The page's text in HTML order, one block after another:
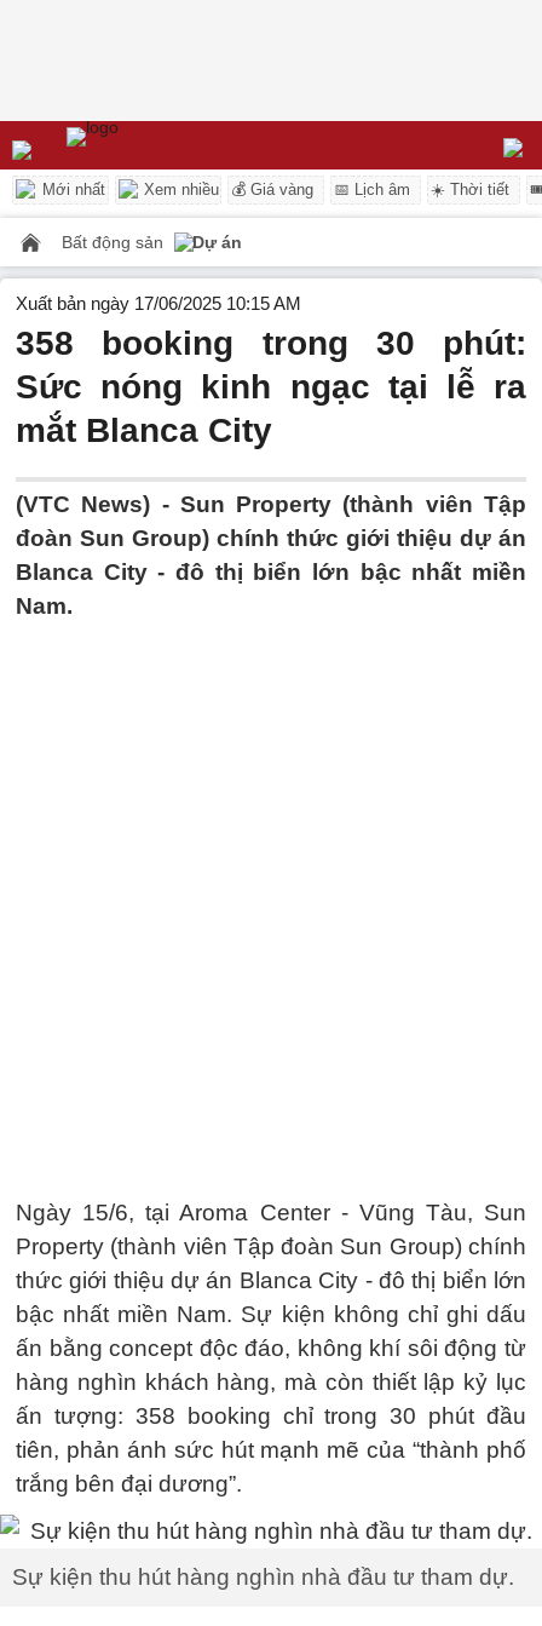
Mới nhất Xem nhiều 💰 Giá vàng 📅 Lịch âm ☀️ Thời tiết
Bất động sản Dự án
Xuất bản ngày 17/06/2025 10:15 AM
358 booking trong 30 phút:
Sức nóng kinh ngạc tại lễ ra
mắt Blanca City
(VTC News) - Sun Property (thành viên Tập
đoàn Sun Group) chính thức giới thiệu dự án
Blanca City - đô thị biển lớn bậc nhất miền
Nam.
Ngày 15/6, tại Aroma Center - Vũng Tàu, Sun
Property (thành viên Tập đoàn Sun Group) chính
thức giới thiệu dự án Blanca City - đô thị biển lớn
bậc nhất miền Nam. Sự kiện không chỉ ghi dấu
ấn bằng concept độc đáo, không khí sôi động từ
hàng nghìn khách hàng, mà còn thiết lập kỷ lục
ấn tượng: 358 booking chỉ trong 30 phút đầu
tiên, phản ánh sức hút mạnh mẽ của “thành phố
trắng bên đại dương”.
Sự kiện thu hút hàng nghìn nhà đầu tư tham dự.